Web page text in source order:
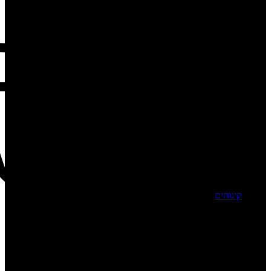
קינוחים